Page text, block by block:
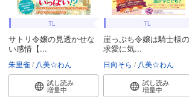
TL
サトリ令嬢の見透かせな
い感情【...
朱里雀 八美☆わん
試し読み
増量中
TL
崖っぷち令嬢は騎士様の
求愛に気...
日向そら 八美☆わん
試し読み
増量中